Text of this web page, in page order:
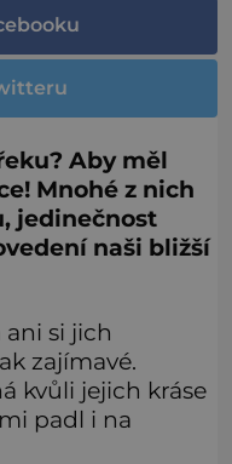
Aby měl
Mnohé z nich
jedinečnost
naši bližší
si jich
zajímavé.
kvůli jejich kráse
padl i na